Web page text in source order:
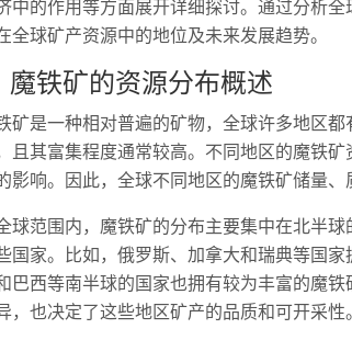
中的作用等方面展开详细探讨。通过分析
全球矿产资源中的地位及未来发展趋势。
魔铁矿的资源分布概述
矿是一种相对普遍的矿物，全球许多地区
且其富集程度通常较高。不同地区的魔铁
影响。因此，全球不同地区的魔铁矿储量、
球范围内，魔铁矿的分布主要集中在北半
国家。比如，俄罗斯、加拿大和瑞典等国
巴西等南半球的国家也拥有较为丰富的魔
，也决定了这些地区矿产的品质和可开采性。